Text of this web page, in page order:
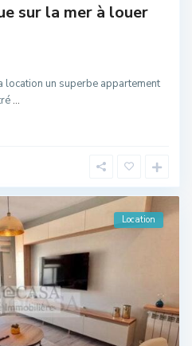
sur la mer à louer
location un superbe appartement
...
Location